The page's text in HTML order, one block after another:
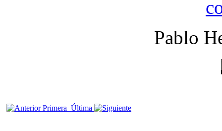
Pablo
Primera Última